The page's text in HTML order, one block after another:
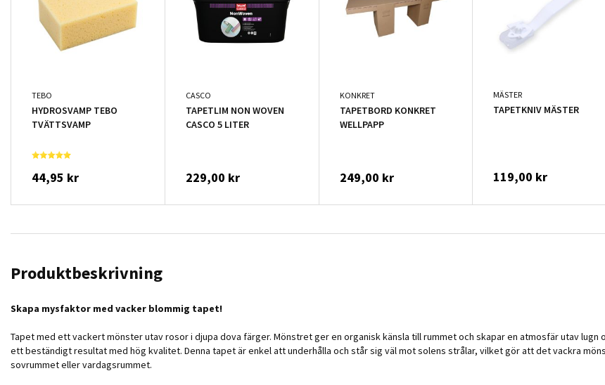
TEBO
HYDROSVAMP TEBO
TVÄTTSVAMP
44,95 kr
CASCO
TAPETLIM NON WOVEN
CASCO 5 LITER
229,00 kr
KONKRET
TAPETBORD KONKRET
WELLPAPP
249,00 kr
MÄSTER
TAPETKNIV MÄSTER
119,00 kr
Produktbeskrivning
Skapa mysfaktor med vacker blommig tapet!
Tapet med ett vackert mönster utav rosor i djupa dova färger. Mönstret ger en organisk känsla till rummet och skapar en atmosfär utav
ett beständigt resultat med hög kvalitet. Denna tapet är enkel att underhålla och står sig väl mot solens strålar, vilket gör att det vackra
sovrummet eller vardagsrummet.